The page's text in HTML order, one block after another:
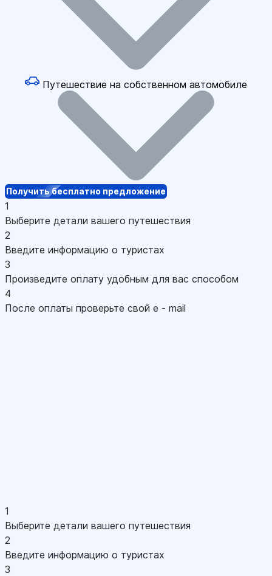
Путешествие на собственном автомобиле
Получить бесплатно предложение
1
Выберите детали вашего путешествия
2
Введите информацию о туристах
3
Произведите оплату удобным для вас способом
4
После оплаты проверьте свой e - mail
1
Выберите детали вашего путешествия
2
Введите информацию о туристах
3